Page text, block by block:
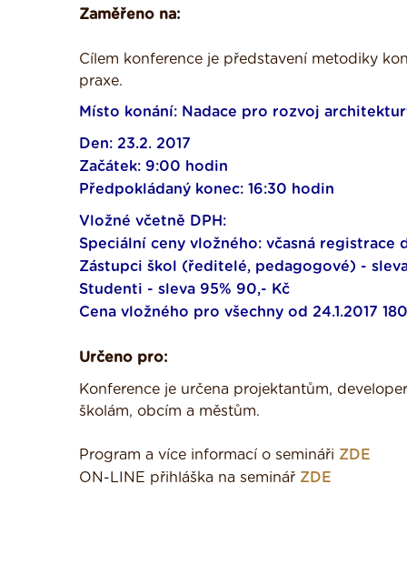
Zaměřeno na:
Cílem konference je představení metodiky
praxe.
Místo konání: Nadace pro rozvoj
Den: 23.2. 2017
Začátek: 9:00 hodin
Předpokládaný konec: 16:30 hodin
Vložné včetně DPH:
Speciální ceny vložného: včasná registrace
Zástupci škol (ředitelé, pedagogové) -
Studenti - sleva 95% 90,- Kč
Cena vložného pro všechny od 24.1.2017
Určeno pro:
Konference je určena projektantům,
školám, obcím a městům.
Program a více informací o semináři ZDE
ON-LINE přihláška na seminář ZDE